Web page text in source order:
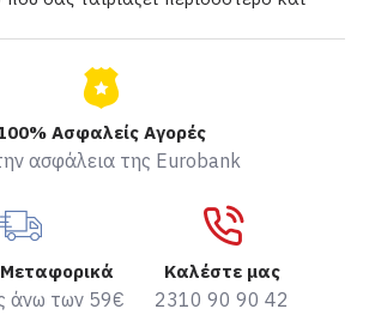
Ασφαλείς Αγορές
ασφάλεια της Eurobank
άνω των 59€
Καλέστε μας
2310 90 90 42